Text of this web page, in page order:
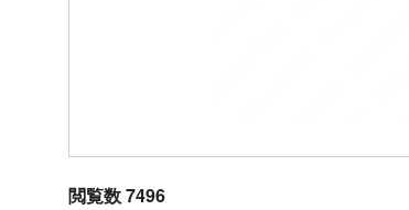
閲覧数 7496